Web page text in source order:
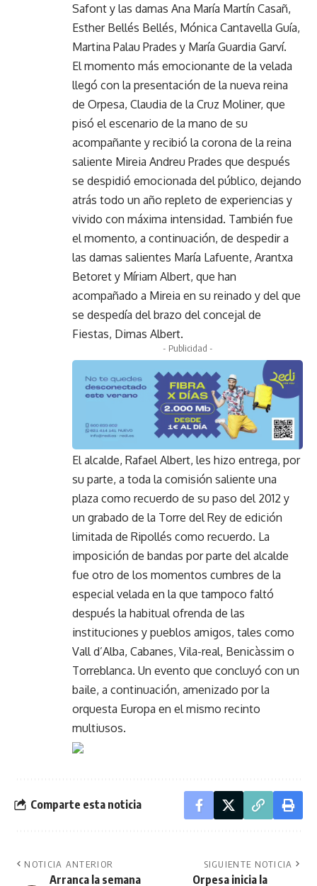
Safont y las damas Ana María Martín Casañ,
Esther Bellés Bellés, Mónica Cantavella Guía,
Martina Palau Prades y María Guardia Garví.
El momento más emocionante de la velada
llegó con la presentación de la nueva reina
de Orpesa, Claudia de la Cruz Moliner, que
pisó el escenario de la mano de su
acompañante y recibió la corona de la reina
saliente Mireia Andreu Prades que después
se despidió emocionada del público, dejando
atrás todo un año repleto de experiencias y
vivido con máxima intensidad. También fue
el momento, a continuación, de despedir a
las damas salientes María Lafuente, Arantxa
Betoret y Míriam Albert, que han
acompañado a Mireia en su reinado y del que
se despedía del brazo del concejal de
Fiestas, Dimas Albert.
- Publicidad -
El alcalde, Rafael Albert, les hizo entrega, por
su parte, a toda la comisión saliente una
plaza como recuerdo de su paso del 2012 y
un grabado de la Torre del Rey de edición
limitada de Ripollés como recuerdo. La
imposición de bandas por parte del alcalde
fue otro de los momentos cumbres de la
especial velada en la que tampoco faltó
después la habitual ofrenda de las
instituciones y pueblos amigos, tales como
Vall d’Alba, Cabanes, Vila-real, Benicàssim o
Torreblanca. Un evento que concluyó con un
baile, a continuación, amenizado por la
orquesta Europa en el mismo recinto
multiusos.
Comparte esta noticia
NOTICIA ANTERIOR
Arranca la semana
SIGUIENTE NOTICIA
Orpesa inicia la